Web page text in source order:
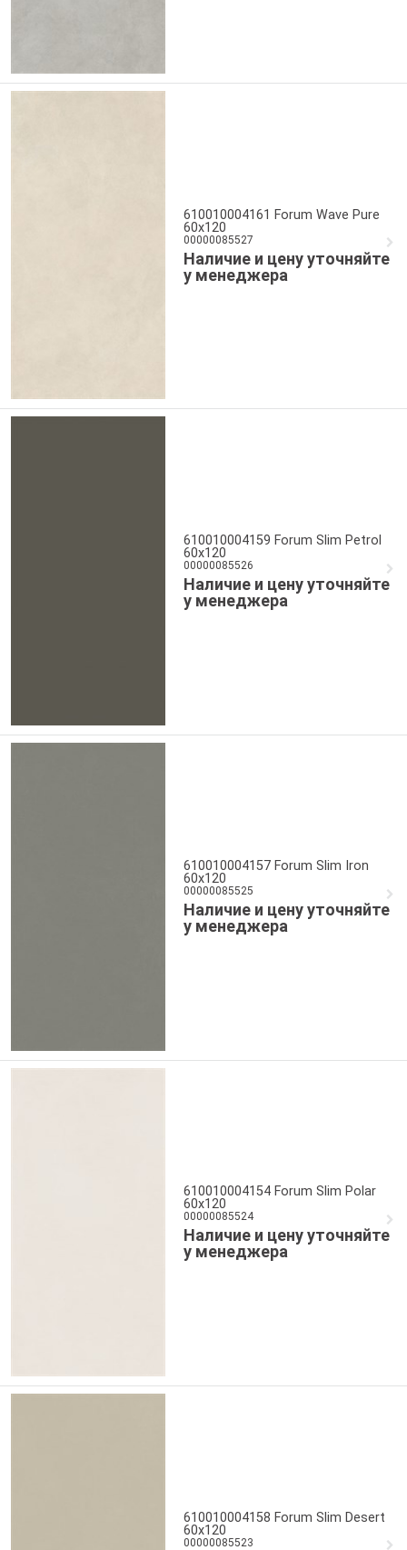
610010004161 Forum Wave Pure
60x120
00000085527
Наличие и цену уточняйте
у менеджера
610010004159 Forum Slim Petrol
60x120
00000085526
Наличие и цену уточняйте
у менеджера
610010004157 Forum Slim Iron
60x120
00000085525
Наличие и цену уточняйте
у менеджера
610010004154 Forum Slim Polar
60x120
00000085524
Наличие и цену уточняйте
у менеджера
610010004158 Forum Slim Desert
60x120
00000085523